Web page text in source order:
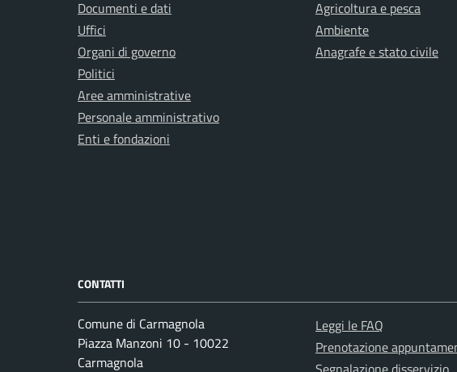
Documenti e dati
Uffici
Organi di governo
Politici
Aree amministrative
Personale amministrativo
Enti e fondazioni
Agricoltura e pesca
Ambiente
Anagrafe e stato civile
CONTATTI
Comune di Carmagnola
Piazza Manzoni 10 - 10022
Carmagnola
Leggi le FAQ
Prenotazione